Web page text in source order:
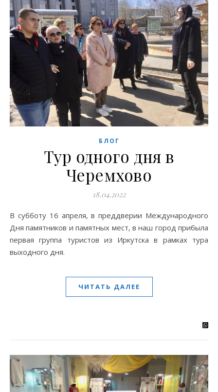
БЛОГ
Тур одного дня в
Черемхово
18.04.2022
В субботу 16 апреля, в преддверии Международного
Дня памятников и памятных мест, в наш город прибыла
первая группа туристов из Иркутска в рамках тура
выходного дня.
ЧИТАТЬ ДАЛЕЕ